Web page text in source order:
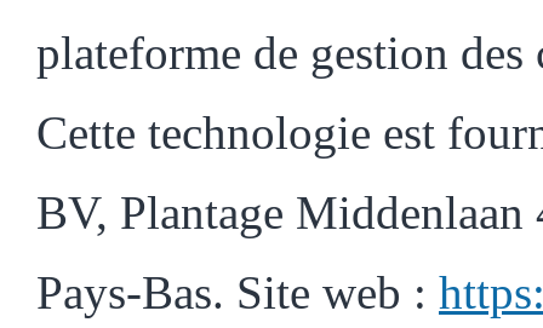
plateforme de gestion
Cette technologie est
BV, Plantage
Pays-Bas. Site web :